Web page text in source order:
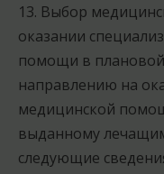
13. Выбор
оказании
помощи в
направлению на
медицинской
выданному
следующие